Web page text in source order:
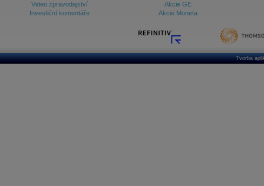
Video zpravodajství
Investiční komentáře
Akcie GE
Akcie Moneta
Tvorba